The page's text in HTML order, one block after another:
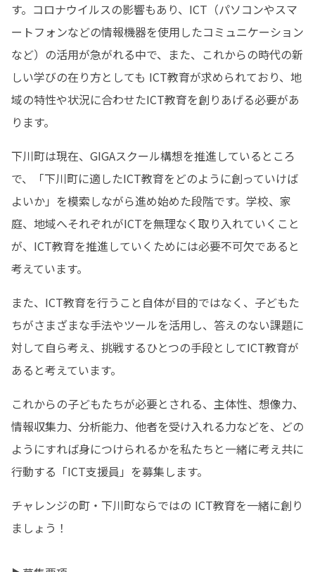
す。コロナウイルスの影響もあり、ICT（パソコンやスマ
ートフォンなどの情報機器を使用したコミュニケーション
など）の活用が急がれる中で、また、これからの時代の新
しい学びの在り方としても ICT教育が求められており、地
域の特性や状況に合わせたICT教育を創りあげる必要があ
ります。
下川町は現在、GIGAスクール構想を推進しているところ
で、「下川町に適したICT教育をどのように創っていけば
よいか」を模索しながら進め始めた段階です。学校、家
庭、地域へそれぞれがICTを無理なく取り入れていくこと
が、ICT教育を推進していくためには必要不可欠であると
考えています。
また、ICT教育を行うこと自体が目的ではなく、子どもた
ちがさまざまな手法やツールを活用し、答えのない課題に
対して自ら考え、挑戦するひとつの手段としてICT教育が
あると考えています。
これからの子どもたちが必要とされる、主体性、想像力、
情報収集力、分析能力、他者を受け入れる力などを、どの
ようにすれば身につけられるかを私たちと一緒に考え共に
行動する「ICT支援員」を募集します。
チャレンジの町・下川町ならではの ICT教育を一緒に創り
ましょう！